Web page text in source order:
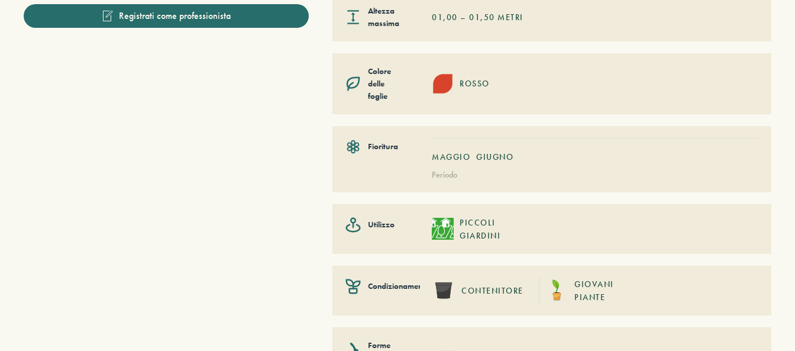
Registrati come professionista
Altezza
massima
01,00 –01,50 METRI
Colore
delle
foglie
ROSSO
Fioritura
MAGGIO
GIUGNO
Periodo
Utilizzo
PICCOLI
GIARDINI
Condizionamento CONTENITORE
GIOVANI
PIANTE
Forme